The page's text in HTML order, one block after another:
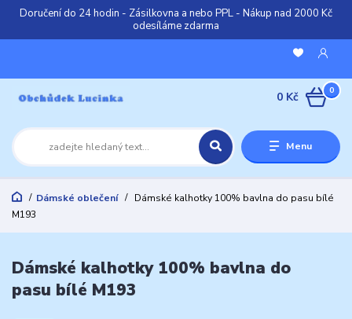
Doručení do 24 hodin - Zásilkovna a nebo PPL - Nákup nad 2000 Kč
odesíláme zdarma
Menu
0
0 Kč
Dámské oblečení
Dámské kalhotky 100% bavlna do pasu bílé
M193
Dámské kalhotky 100% bavlna do
pasu bílé M193